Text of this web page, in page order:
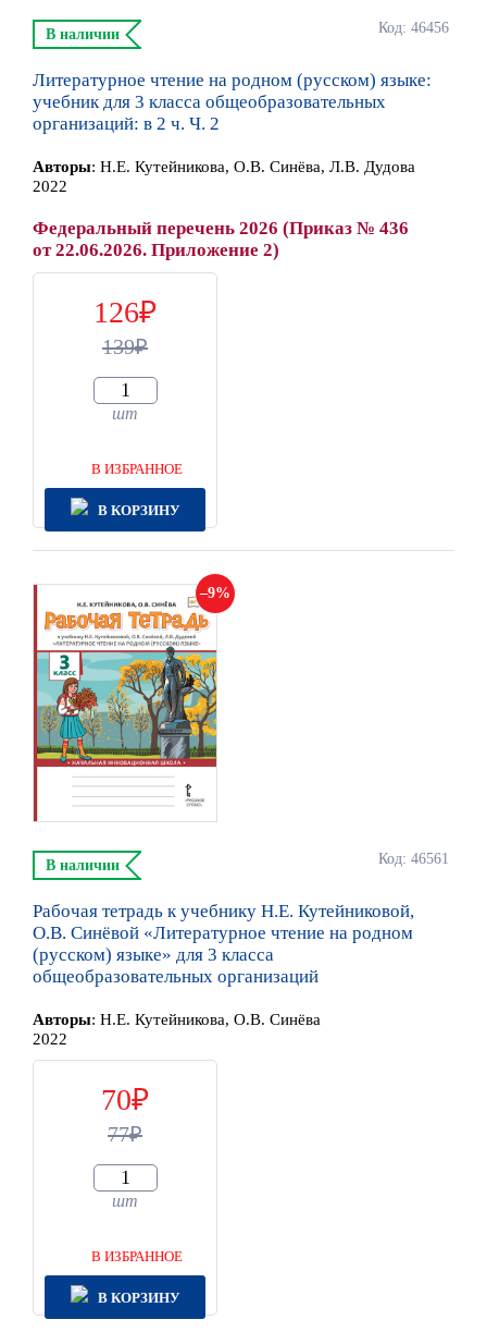
Код: 46456
В наличии
Литературное чтение на родном (русском) языке:
учебник для 3 класса общеобразовательных
организаций: в 2 ч. Ч. 2
Авторы: Н.Е. Кутейникова, О.В. Синёва, Л.В. Дудова
2022
Федеральный перечень 2026 (Приказ № 436
от 22.06.2026. Приложение 2)
126
139
шт
В ИЗБРАННОЕ
В КОРЗИНУ
9
Код: 46561
В наличии
Рабочая тетрадь к учебнику Н.Е. Кутейниковой,
О.В. Синёвой «Литературное чтение на родном
(русском) языке» для 3 класса
общеобразовательных организаций
Авторы: Н.Е. Кутейникова, О.В. Синёва
2022
70
77
шт
В ИЗБРАННОЕ
В КОРЗИНУ